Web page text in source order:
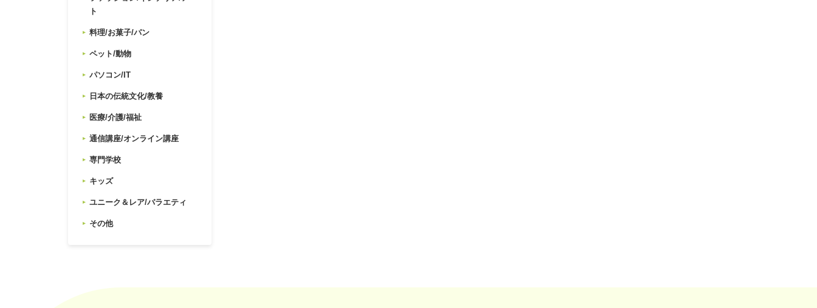
ト
料理/お菓子/パン
ペット/動物
パソコン/IT
日本の伝統文化/教養
医療/介護/福祉
通信講座/オンライン講座
専門学校
キッズ
ユニーク＆レア/バラエティ
その他